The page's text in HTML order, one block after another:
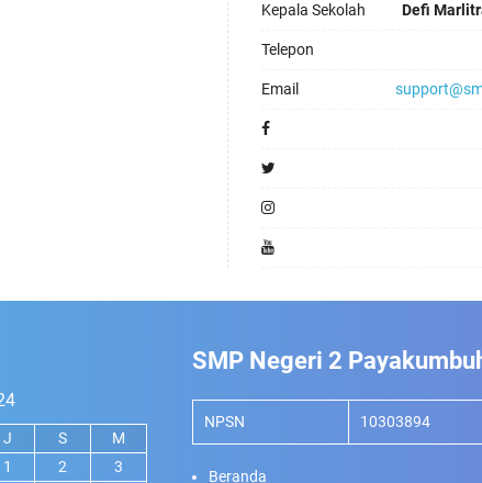
Kepala Sekolah Defi
Telepon
Email
J S
M
1
2 3
SMP Negeri 2
NPSN 10303894
Beranda